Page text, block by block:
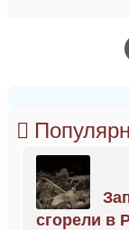
сгорели в